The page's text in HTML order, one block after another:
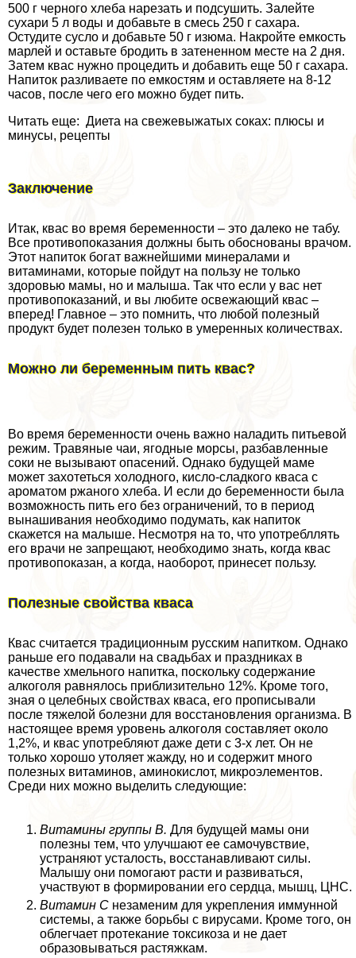
500 г черного хлеба нарезать и подсушить. Залейте
сухари 5 л воды и добавьте в смесь 250 г сахара.
Остудите сусло и добавьте 50 г изюма. Накройте емкость
марлей и оставьте бродить в затененном месте на 2 дня.
Затем квас нужно процедить и добавить еще 50 г сахара.
Напиток разливаете по емкостям и оставляете на 8-12
часов, после чего его можно будет пить.
Читать еще: Диета на свежевыжатых соках: плюсы и
минусы, рецепты
Заключение
Итак, квас во время беременности – это далеко не табу.
Все противопоказания должны быть обоснованы врачом.
Этот напиток богат важнейшими минералами и
витаминами, которые пойдут на пользу не только
здоровью мамы, но и малыша. Так что если у вас нет
противопоказаний, и вы любите освежающий квас –
вперед! Главное – это помнить, что любой полезный
продукт будет полезен только в умеренных количествах.
Можно ли беременным пить квас?
Во время беременности очень важно наладить питьевой
режим. Травяные чаи, ягодные морсы, разбавленные
соки не вызывают опасений. Однако будущей маме
может захотеться холодного, кисло-сладкого кваса с
ароматом ржаного хлеба. И если до беременности была
возможность пить его без ограничений, то в период
вынашивания необходимо подумать, как напиток
скажется на малыше. Несмотря на то, что употрeбллять
его врачи не запрещают, необходимо знать, когда квас
противопоказан, а когда, наоборот, принесет пользу.
Полезные свойства кваса
Квас считается традиционным русским напитком. Однако
раньше его подавали на свадьбах и праздниках в
качестве хмельного напитка, поскольку содержание
алкоголя равнялось приблизительно 12%. Кроме того,
зная о целебных свойствах кваса, его прописывали
после тяжелой болезни для восстановления организма. В
настоящее время уровень алкоголя составляет около
1,2%, и квас употрeбляют даже дети с 3-х лет. Он не
только хорошо утоляет жажду, но и содержит много
полезных витаминов, аминокислот, микроэлементов.
Среди них можно выделить следующие:
Витамины группы В. Для будущей мамы они
полезны тем, что улучшают ее самочувствие,
устраняют усталость, восстанавливают силы.
Малышу они помогают расти и развиваться,
участвуют в формировании его сердца, мышц, ЦНС.
Витамин С незаменим для укрепления иммунной
системы, а также борьбы с вирусами. Кроме того, он
облегчает протекание токсикоза и не дает
образовываться растяжкам.